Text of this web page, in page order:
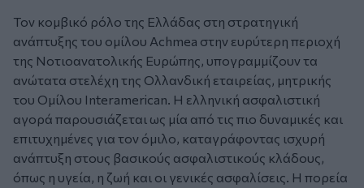
Τον κομβικό ρόλο της Ελλάδας στη στρατηγική
ανάπτυξης του ομίλου Achmea στην ευρύτερη περιοχή
της Νοτιοανατολικής Ευρώπης, υπογραμμίζουν τα
ανώτατα στελέχη της Ολλανδική εταιρείας, μητρικής
του Ομίλου Interamerican. Η ελληνική ασφαλιστική
αγορά παρουσιάζεται ως μία από τις πιο δυναμικές και
επιτυχημένες για τον όμιλο, καταγράφοντας ισχυρή
ανάπτυξη στους βασικούς ασφαλιστικούς κλάδους,
όπως η υγεία, η ζωή και οι γενικές ασφαλίσεις. Η πορεία